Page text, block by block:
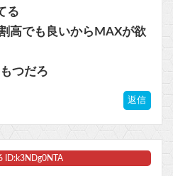
る
高でも良いからMAXが欲
つだろ
返信
ID:k3NDg0NTA